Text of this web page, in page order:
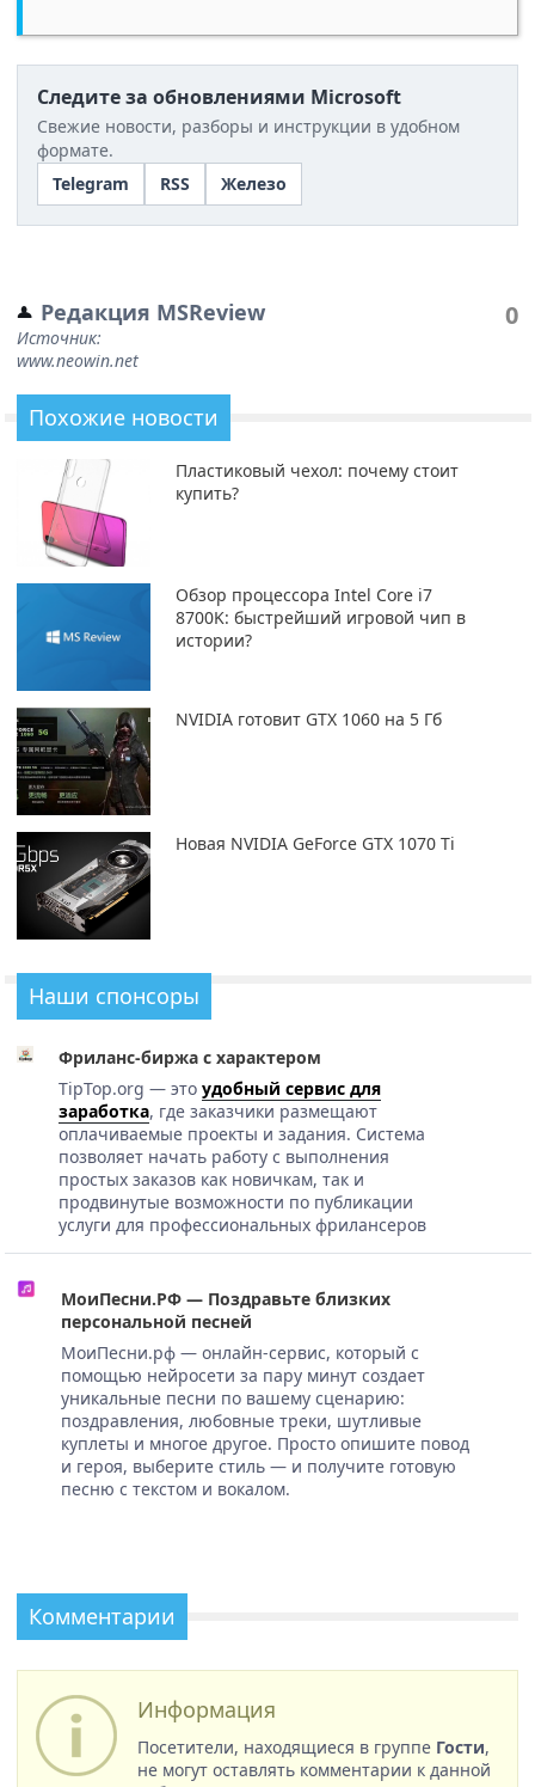
Следите за обновлениями Microsoft
Свежие новости, разборы и инструкции в удобном
формате.
Telegram
RSS Железо
Редакция MSReview
Источник:
www.neowin.net
0
Похожие новости
Пластиковый чехол: почему стоит
купить?
Обзор процессора Intel Core i7
8700K: быстрейший игровой чип в
истории?
NVIDIA готовит GTX 1060 на 5 Гб
Новая NVIDIA GeForce GTX 1070 Ti
Наши спонсоры
Фриланс-биржа с характером
TipTop.org — это удобный сервис для
заработка, где заказчики размещают
оплачиваемые проекты и задания. Система
позволяет начать работу с выполнения
простых заказов как новичкам, так и
продвинутые возможности по публикации
услуги для профессиональных фрилансеров
МоиПесни.РФ — Поздравьте близких
персональной песней
МоиПесни.рф — онлайн-сервис, который с
помощью нейросети за пару минут создает
уникальные песни по вашему сценарию:
поздравления, любовные треки, шутливые
куплеты и многое другое. Просто опишите повод
и героя, выберите стиль — и получите готовую
песню с текстом и вокалом.
Комментарии
Информация
Посетители, находящиеся в группе Гости,
не могут оставлять комментарии к данной